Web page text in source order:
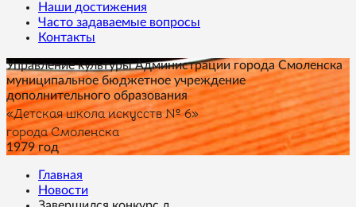
Наши достижения
Часто задаваемые вопросы
Контакты
Управление культуры Администрации города Смоленска
муниципальное бюджетное учреждение
дополнительного образования
«Детская школа искусств № 6»
города Смоленска
1979 год
Главная
Новости